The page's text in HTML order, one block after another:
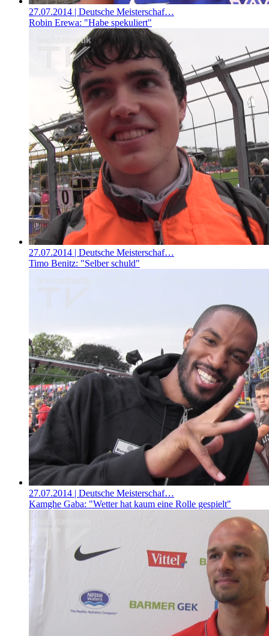
27.07.2014 | Deutsche Meisterschaf…
Robin Erewa: "Habe spekuliert"
27.07.2014 | Deutsche Meisterschaf…
Timo Benitz: "Selber schuld"
27.07.2014 | Deutsche Meisterschaf…
Kamghe Gaba: "Wetter hat kaum eine Rolle gespielt"